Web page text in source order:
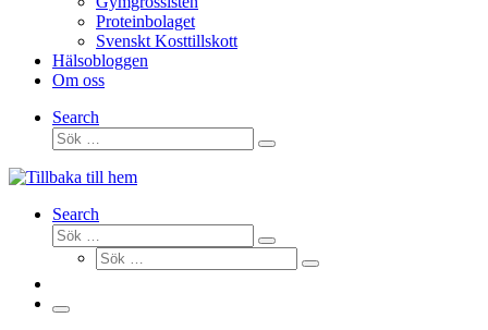
Proteinbolaget
Svenskt Kosttillskott
Hälsobloggen
Om oss
Search
Sök
Sök
Search
Sök
Sök
Sök
Sök
Meny